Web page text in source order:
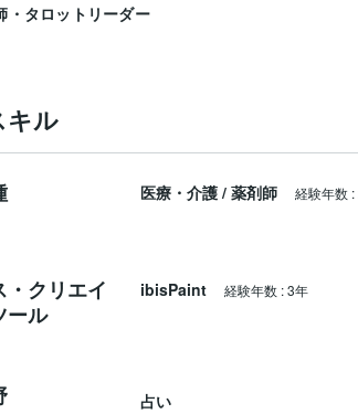
・タロットリーダー
キル
医療・介護 / 薬剤師 経験年数 :
・クリエイ
ール
ibisPaint 経験年数 :3年
占い